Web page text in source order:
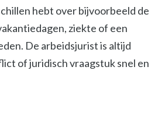
hebt over bijvoorbeeld de
ziekte of een
De arbeidsjurist is altijd
of juridisch vraagstuk snel en